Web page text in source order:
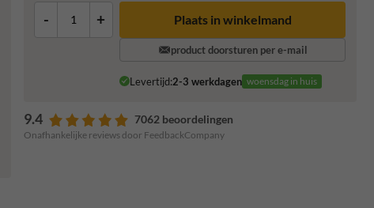
- + Plaats in winkelmand
product doorsturen per e-mail
Levertijd:2-3 werkdagen woensdag in huis
9.4 7062 beoordelingen
Onafhankelijke reviews door FeedbackCompany